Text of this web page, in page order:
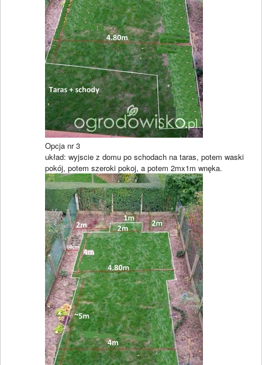
Opcja nr 3
układ: wyjscie z domu po schodach na taras, potem waski
pokój, potem szeroki pokoj, a potem 2mx1m wnęka.